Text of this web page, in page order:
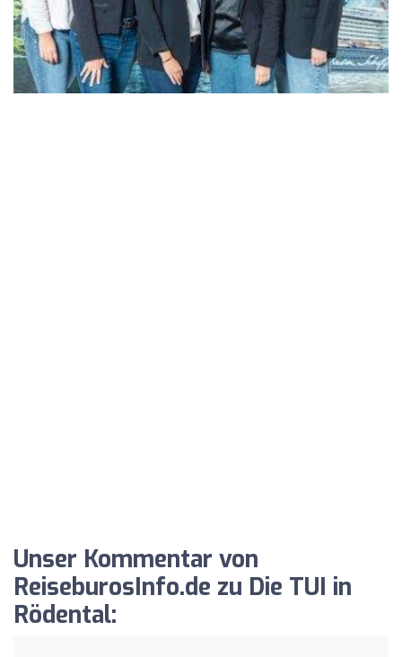
Unser Kommentar von
ReiseburosInfo.de zu Die TUI in
Rödental: